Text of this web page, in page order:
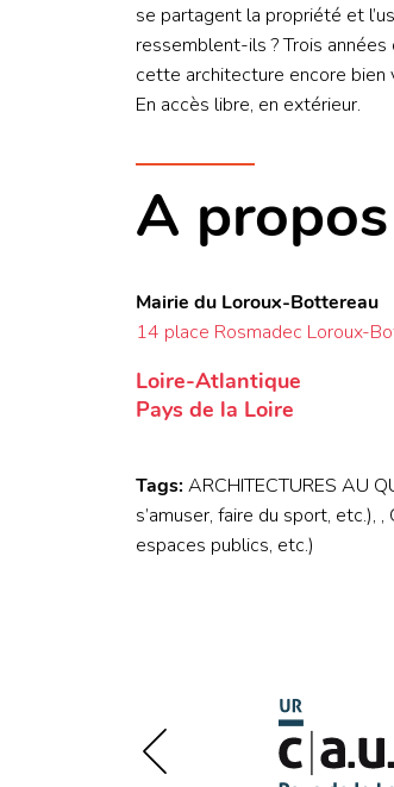
se partagent la propriété et
ressemblent-ils ? Trois
cette architecture encore bien
En accès libre, en extérieur.
A
Mairie du Loroux-Bottereau
14 place Rosmadec Loroux-
Loire-Atlantique
Pays de la Loire
Tags: ARCHITECTURES AU
s’amuser, faire du sport, etc.),
espaces publics, etc.)